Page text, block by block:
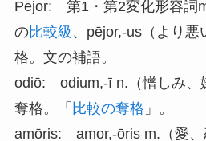
Pējor: 第1・第2変化形容詞
の比較級 、pējor,-us（より
格。文の補語。
odiō: odium,-ī n.（憎しみ、
奪格。「 比較の奪格 」。
amōris: amor,-ōris m.（愛、